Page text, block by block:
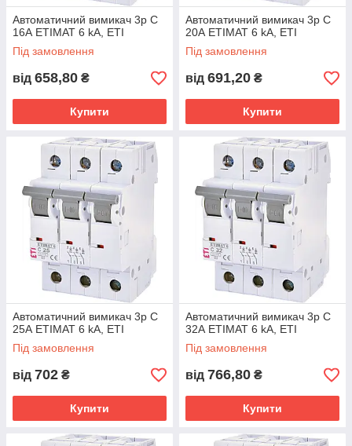
Автоматичний вимикач 3p C
16А ETIMAT 6 kA, ETI
Під замовлення
від 658,80 ₴
Купити
Автоматичний вимикач 3p C
20А ETIMAT 6 kA, ETI
Під замовлення
від 691,20 ₴
Купити
Автоматичний вимикач 3p C
25А ETIMAT 6 kA, ETI
Під замовлення
від 702 ₴
Купити
Автоматичний вимикач 3p C
32А ETIMAT 6 kA, ETI
Під замовлення
від 766,80 ₴
Купити